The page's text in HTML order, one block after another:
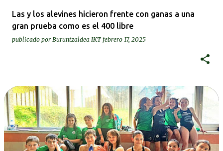
Las y los alevines hicieron frente con ganas a una
gran prueba como es el 400 libre
publicado por Buruntzaldea IKT febrero 17, 2025